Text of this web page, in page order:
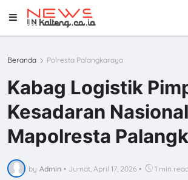
Beranda Polresta Palangkaraya
Kabag Logistik
Kesadaran
Mapolresta
by Admin • Jumat, April 17, 2026 • 1 min